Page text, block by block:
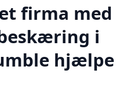
firma med
i
hjælpe